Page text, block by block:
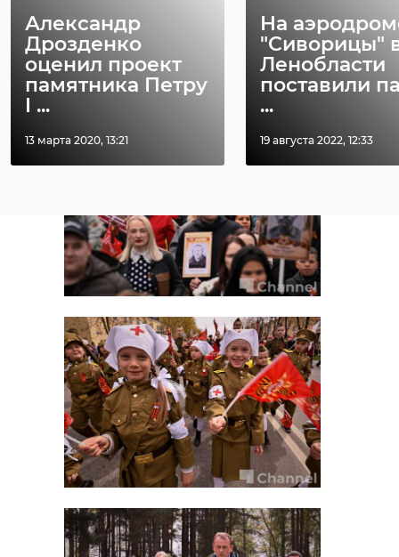
Александр
Дрозденко
оценил проект
памятника Петру
I ...
13 марта 2020, 13:21
На
"Cиворицы"
Ленобласти
поставили
...
19 августа 2022, 12:33